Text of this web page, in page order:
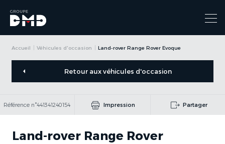
Accueil Véhicules d'occasion Land-rover Range Rover Evoque
Retour aux véhicules d'occasion
Référence n°441341240154 Impression Partager
Land-rover Range Rover